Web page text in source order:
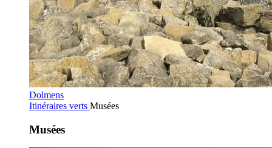
Dolmens
Itinéraires verts Musées
Musées